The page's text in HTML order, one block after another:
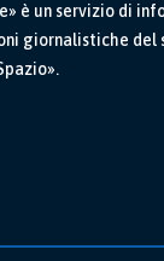
è un servizio di
giornalistiche del